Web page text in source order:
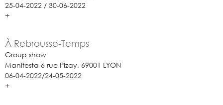
25-04-2022 / 30-06-2022
+
À Rebrousse-Temps
Group show
Manifesta 6 rue Pizay, 69001 LYON
06-04-2022/24-05-2022
+